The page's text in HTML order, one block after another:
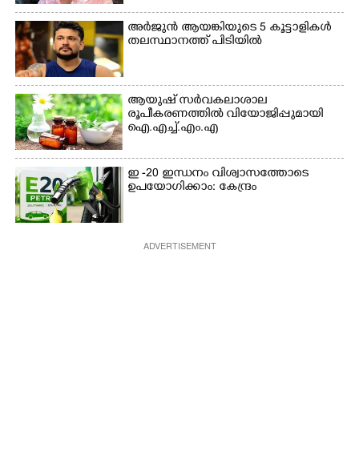
അർജുൻ ആയങ്കിയുടെ 5 കൂട്ടാളികൾ
തലസ്ഥാനത്ത് പിടിയിൽ
ആയുഷ് സർവകലാശാല
രൂപീകരണത്തിൽ വിയോജിപ്പുമായി
ഐ.എച്ച്.എം.എ
ഇ -20 ഇന്ധനം വിശ്വാസത്തോടെ
ഉപയോഗിക്കാം: കേന്ദ്രം
ADVERTISEMENT